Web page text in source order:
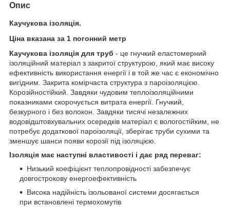
Опис
Каучукова ізоляція.
Ціна вказана за 1 погонний метр
Каучукова ізоляція для труб - це гнучкий еластомерний
ізоляційний матеріал з закритої структурою, який має високу
ефективність використання енергії і в той же час є економічно
вигідним. Закрита комірчаста структура з пароізоляцією.
Корозійностійкий. Завдяки чудовим теплоізоляційними
показниками скорочується витрата енергії. Гнучкий,
безкурного і без волокон. Завдяки тисячі незалежних
водовідштовхувальних осередків матеріал є вологостійким, не
потребує додаткової пароізоляції, зберігає труби сухими та
зменшує шанси появи корозії під ізоляцією.
Ізоляція має наступні властивості і дає ряд переваг:
Низький коефіцієнт теплопровідності забезпечує
довгострокову енергоефективність
Висока надійність ізольованої системи досягається
при встановлені термохомутів